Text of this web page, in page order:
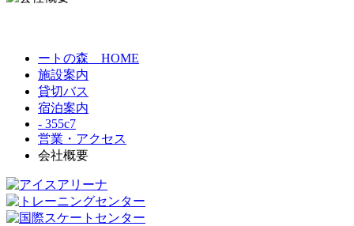
ートの森 HOME
施設案内
貸切バス
宿泊案内
- 355c7
営業・アクセス
会社概要